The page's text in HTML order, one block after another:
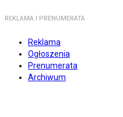
REKLAMA I PRENUMERATA
Reklama
Ogłoszenia
Prenumerata
Archiwum